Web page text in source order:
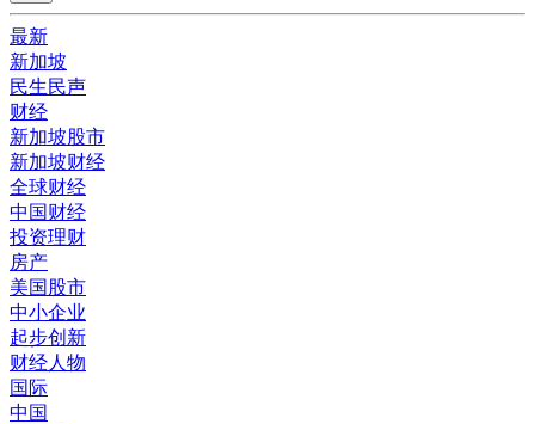
最新
新加坡
民生民声
财经
新加坡股市
新加坡财经
全球财经
中国财经
投资理财
房产
美国股市
中小企业
起步创新
财经人物
国际
中国